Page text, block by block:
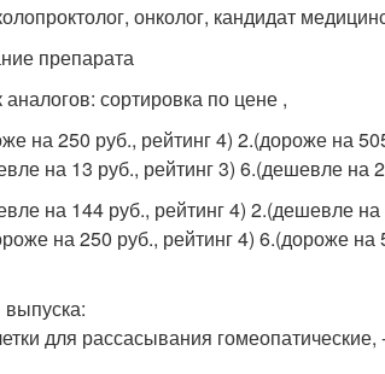
онколог, кандидат
препарата
сортировка по цене ,
на 250 руб., рейтинг 4) 2.(дороже на
на 13 руб., рейтинг 3) 6.(дешевле на
на 144 руб., рейтинг 4) 2.(дешевле
на 250 руб., рейтинг 4) 6.(дороже
для рассасывания